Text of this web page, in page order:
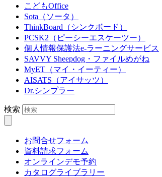
こどもOffice
Sota（ソータ）
ThinkBoard（シンクボード）
PCSK2（ピーシーエスケーツー）
個人情報保護法e-ラーニングサービス
SAVVY Sheepdog・ファイルめがね
MyET（マイ・イーティー）
AISATS（アイサッツ）
Dr.シンプラー
検索
お問合せフォーム
資料請求フォーム
オンラインデモ予約
カタログライブラリー